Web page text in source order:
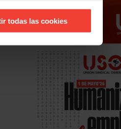
todas las cookies